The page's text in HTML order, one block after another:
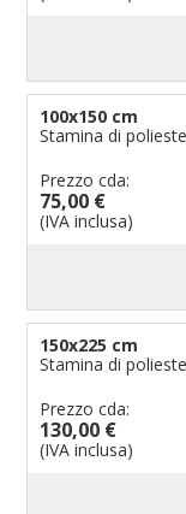
100x150 cm
Stamina di
Prezzo cda:
75,00 €
(IVA inclusa)
150x225 cm
Stamina di
Prezzo cda:
130,00 €
(IVA inclusa)